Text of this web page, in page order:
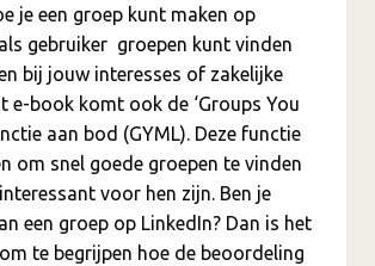
je een groep kunt maken op
gebruiker groepen kunt vinden
bij jouw interesses of zakelijke
e-book komt ook de ‘Groups You
aan bod (GYML). Deze functie
om snel goede groepen te vinden
voor hen zijn. Ben je
een groep op LinkedIn? Dan is het
te begrijpen hoe de beoordeling